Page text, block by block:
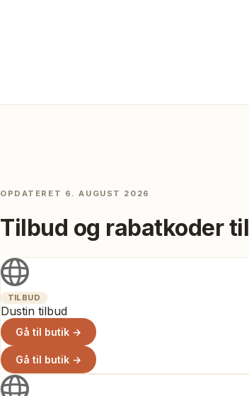
OPDATERET 6. AUGUST 2026
Tilbud og rabatkoder til
TILBUD
Dustin tilbud
Gå til butik →
Gå til butik →